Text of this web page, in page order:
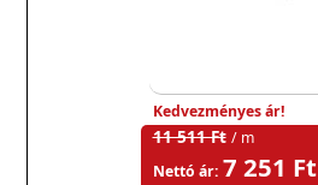
Kedvezményes ár!
11 511 Ft / m
Nettó ár: 7 251 Ft